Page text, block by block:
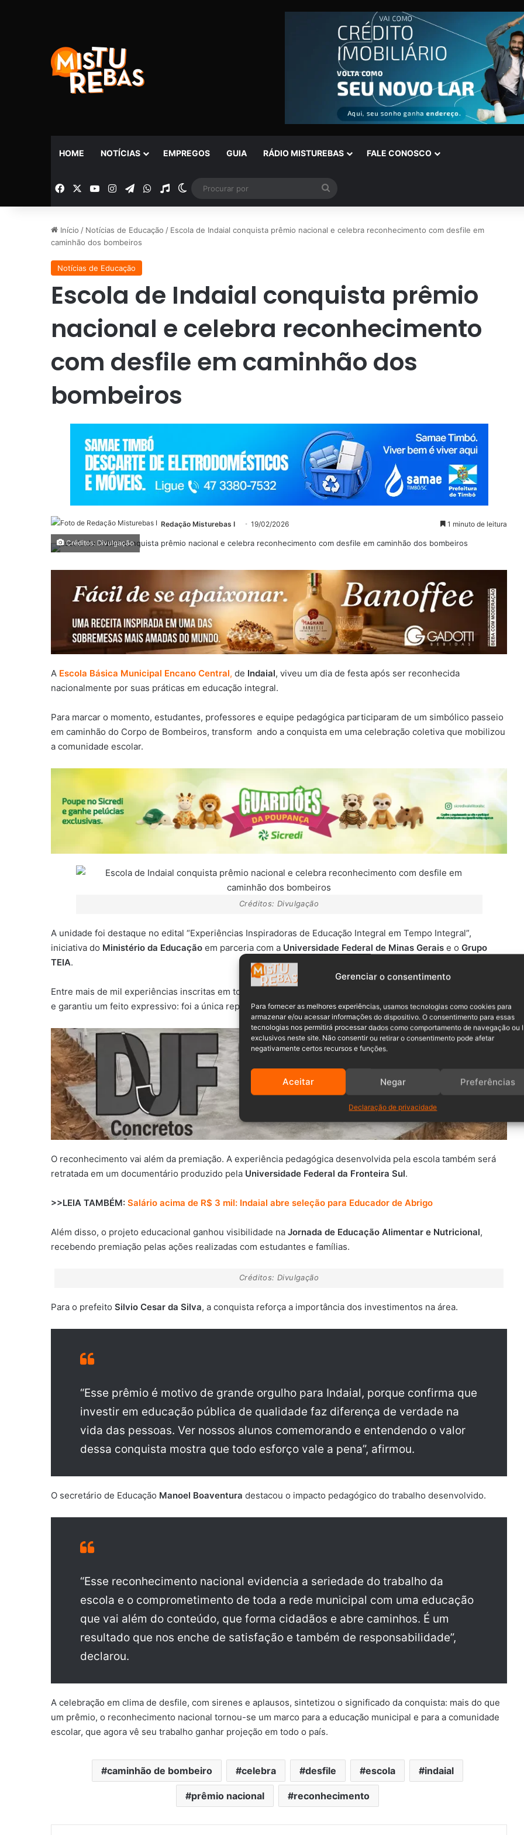
Gerenciar o consentimento
Para fornecer as melhores experiências, usamos tecnologias como cookies para
armazenar e/ou acessar informações do dispositivo. O consentimento para essas
tecnologias nos permitirá processar dados como comportamento de navegação ou
exclusivos neste site. Não consentir ou retirar o consentimento pode afetar
negativamente certos recursos e funções.
Aceitar Negar Preferências
Declaração de privacidade
HOME NOTÍCIAS EMPREGOS GUIA RÁDIO MISTUREBAS FALE CONOSCO
Facebook YouTubeInstagramTelegramWhatsApp
Rádio Switch skin
por
Início / Notícias de Educação / Escola de Indaial conquista prêmio nacional e celebra reconhecimento com desfile em
caminhão dos bombeiros
Notícias de Educação
Escola de Indaial conquista prêmio
nacional e celebra reconhecimento
com desfile em caminhão dos
bombeiros
Redação Misturebas I 19/02/2026 1 minuto de leitura
Créditos: Divulgação
A Escola Básica Municipal Encano Central, de Indaial, viveu um dia de festa após ser reconhecida
nacionalmente por suas práticas em educação integral.
Para marcar o momento, estudantes, professores e equipe pedagógica participaram de um simbólico passeio
em caminhão do Corpo de Bombeiros, transform ando a conquista em uma celebração coletiva que mobilizou
a comunidade escolar.
Créditos: Divulgação
A unidade foi destaque no edital “Experiências Inspiradoras de Educação Integral em Tempo Integral”,
iniciativa do Ministério da Educação em parceria com a Universidade Federal de Minas Gerais e o Grupo
TEIA.
Entre mais de mil experiências inscritas em todo o país, a escola indcaialense ficou entre as 25 selecionadas
e garantiu um feito expressivo: foi a única representante de Santa Catarina na publicação oficial do projeto.
O reconhecimento vai além da premiação. A experiência pedagógica desenvolvida pela escola também será
retratada em um documentário produzido pela Universidade Federal da Fronteira Sul.
>>LEIA TAMBÉM: Salário acima de R$ 3 mil: Indaial abre seleção para Educador de Abrigo
Além disso, o projeto educacional ganhou visibilidade na Jornada de Educação Alimentar e Nutricional,
recebendo premiação pelas ações realizadas com estudantes e famílias.
Créditos: Divulgação
Para o prefeito Silvio Cesar da Silva, a conquista reforça a importância dos investimentos na área.
“Esse prêmio é motivo de grande orgulho para Indaial, porque confirma que
investir em educação pública de qualidade faz diferença de verdade na
vida das pessoas. Ver nossos alunos comemorando e entendendo o valor
dessa conquista mostra que todo esforço vale a pena”, afirmou.
O secretário de Educação Manoel Boaventura destacou o impacto pedagógico do trabalho desenvolvido.
“Esse reconhecimento nacional evidencia a seriedade do trabalho da
escola e o comprometimento de toda a rede municipal com uma educação
que vai além do conteúdo, que forma cidadãos e abre caminhos. É um
resultado que nos enche de satisfação e também de responsabilidade”,
declarou.
A celebração em clima de desfile, com sirenes e aplausos, sintetizou o significado da conquista: mais do que
um prêmio, o reconhecimento nacional tornou-se um marco para a educação municipal e para a comunidade
escolar, que agora vê seu trabalho ganhar projeção em todo o país.
caminhão de bombeiro celebra desfile escola indaial
prêmio nacional reconhecimento